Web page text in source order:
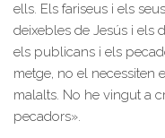
ells. Els fariseus i els
deixebles de Jesús i els
els publicans i els
metge, no el necessiten
malalts. No he vingut a
pecadors».